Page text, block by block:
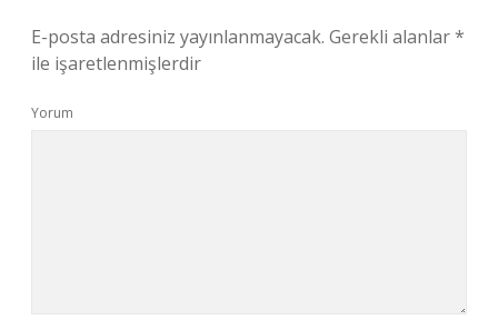
E-posta adresiniz yayınlanmayacak. Gerekli alanlar*
ile işaretlenmişlerdir
Yorum